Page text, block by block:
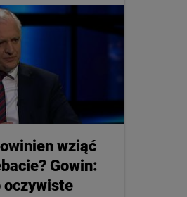
wziąć
Gowin:
oczywiste